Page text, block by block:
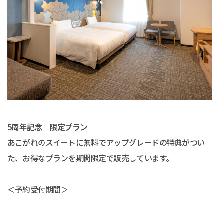
5周年記念 限定プラン
あこがれのスイートに無料でアップグレードの特典がつい
た、お得なプランを期間限定で販売しています。
＜予約受付期間＞